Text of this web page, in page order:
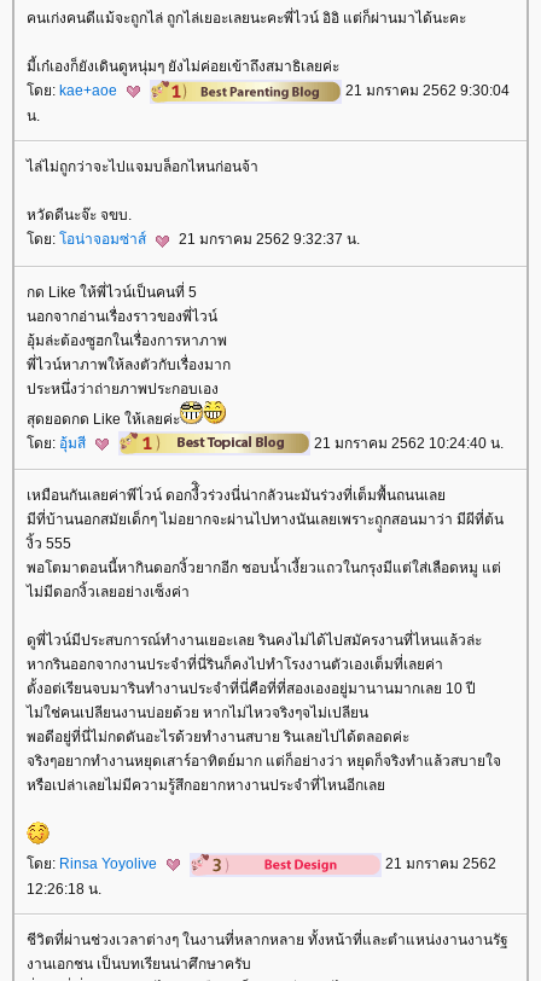
คนเก่งคนดีแม้จะถูกไล่ ถูกไล่เยอะเลยนะคะพี่ไวน์ อิอิ แต่ก็ผ่านมาได้นะคะ
มี้เก๋เองก็ยังเดินดูหนุ่มๆ ยังไม่ค่อยเข้าถึงสมาธิเลยค่ะ
ดย: kae+aoe
21 มกราคม 2562 9:30:04
น.
ไล่ไม่ถูกว่าจะไปแจมบล็อกไหนก่อนจ้า
หวัดดีนะจ๊ะ จขบ.
ดย: อน่าจอมซ่าส์ 21 มกราคม 2562 9:32:37 น.
กด Like ให้พี่ไวน์เป็นคนที่ 5
นอกจากอ่านเรื่องราวของพี่ไวน์
อุ้มล่ะต้องซูฮกในเรื่องการหาภาพ
พี่ไวน์หาภาพให้ลงตัวกับเรื่องมาก
ประหนึ่งว่าถ่ายภาพประกอบเอง
สุดยอดกด Like ให้เลยค่ะ
ดย: อุ้มสี 21 มกราคม 2562 10:24:40 น.
เหมือนกันเลยค่าพีไ่วน์ ดอกงี้ิวร่วงนี่น่ากลัวนะมันร่วงที่เต็มพื้นถนนเล
มีที่บ้านนอกสมัยเด็กๆ ไม่อยากจะผ่านไปทางนันเลยเพราะถุูกสอนมาว่า มีผีที่ต้น
งิ้ว 555
พอโตมาตอนนี้หากินดอกงิ้วยากอีก ชอบน้ำเงี้ยวแถวในกรุงมีแต่ใส่เลือดหมู แต่
ไม่มีดอกงิ้วเลยอย่างเซ็งค่า
ดูพี่ไวน์มีประสบการณ์ทำงานเยอะเลย รินคงไม่ได้ไปสมัครงานที่ไหนแล้วล่ะ
หากรินออกจากงานประจำที่นี่รินก็คงไปทำโรงงานตัวเองเต็มที่เลยค่า
ตั้งอต่เรียนจบมารินทำงานประจำที่นี่คือที่ที่สองเองอยู่มานานมากเลย 10 ปี
ไม่ใช่คนเปลียนงานบ่อยด้วย หากไม่ไหวจริงๆจไม่เปลียน
พอดีอยู่ที่นี่ไม่กดดันอะไรด้วยทำงานสบาย รินเลยไปได้ตลอดค่ะ
จริงๆอยากทำงานหยุดเสาร์อาทิตย์มาก แต่ก็อย่างว่า หยุดก็จริงทำแล้วสบายใจ
หรือเปล่าเลยไม่มีความรู้สึกอยากหางานประจำที่ไหนอีกเล
ดย: Rinsa Yoyolive
21 มกราคม 2562
12:26:18 น.
ชีวิตที่ผ่านช่วงเวลาต่างๆ ในงานที่หลากหลาย ทั้งหน้าที่และตำแหน่งงานงานรัฐ
งานเอกชน เป็นบทเรียนน่าศึกษาครับ